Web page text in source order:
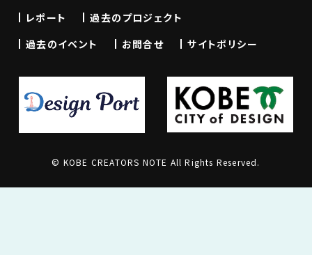
レポート
過去のプロジェクト
過去のイベント
お問合せ サイトポリシー
© KOBE CREATORS NOTE All Rights Reserved.